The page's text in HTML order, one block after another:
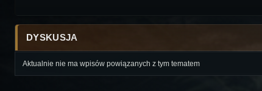
DYSKUSJA
Aktualnie nie ma wpisów powiązanych z tym tematem